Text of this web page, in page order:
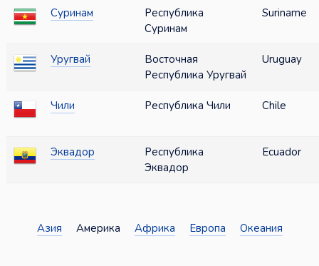
Суринам
Республика
Суринам
Suriname
Уругвай
Восточная
Республика Уругвай
Uruguay
Чили Республика Чили Chile
Эквадор
Республика
Эквадор
Ecuador
Азия Америка Африка Европа Океания